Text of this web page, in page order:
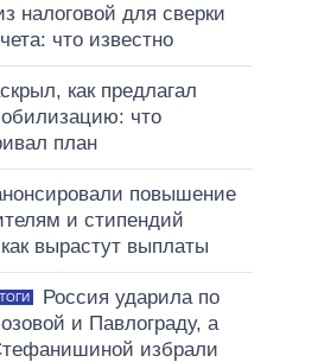
налоговой для сверки
что известно
как предлагал
что
план
повышение
и стипендий
вырастут выплаты
Россия ударила по
и Павлограду, а
избрали